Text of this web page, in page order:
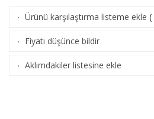
· Ürünü karşılaştırma listeme ekle (
· Fiyatı düşünce bildir
· Aklımdakiler listesine ekle